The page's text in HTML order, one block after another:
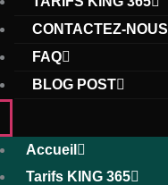
CONTACTEZ-NOUS
FAQ
BLOG POST
Accueil
Tarifs KING 365